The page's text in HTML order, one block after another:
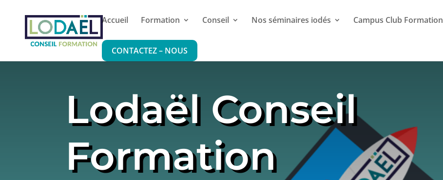
Accueil Formation Conseil Nos séminaires iodés Campus Club Formation
CONTACTEZ – NOUS
Lodaël Conseil
Formation